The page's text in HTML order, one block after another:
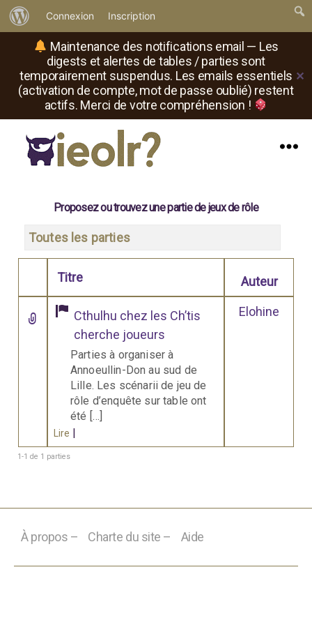
Maintenance des notifications email — Les
digests et alertes de tables / parties sont
temporairement suspendus. Les emails essentiels
(activation de compte, mot de passe oublié) restent
actifs. Merci de votre compréhension !
✕
propos
de
WordPress
Connexion Inscription
rôliste
Proposez ou trouvez une partie de jeux de rôle
Toutes les parties
Comporte des pièces jointes
Titre Auteur
Cthulhu chez les Ch’tis
cherche joueurs
Parties à organiser à
Annoeullin-Don au sud de
Lille. Les scénarii de jeu de
rôle d’enquête sur table ont
été […]
Lire |
Elohine
1-1 de 1 parties
À propos – Charte du site – Aide